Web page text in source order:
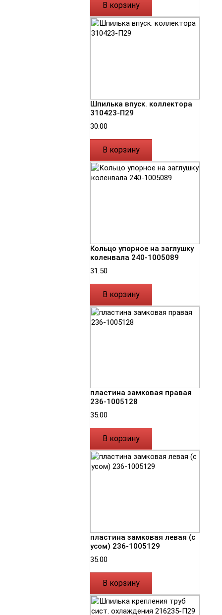
В корзину
Шпилька впуск. коллектора
310423-П29
30.00
В корзину
Кольцо упорное на заглушку
коленвала 240-1005089
31.50
В корзину
пластина замковая правая
236-1005128
35.00
В корзину
пластина замковая левая (с
усом) 236-1005129
35.00
В корзину